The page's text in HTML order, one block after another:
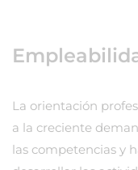
La orientación
a la creciente
las competencias y